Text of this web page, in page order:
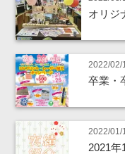
オリジ
2022/02/
卒業・
2022/01/
2021